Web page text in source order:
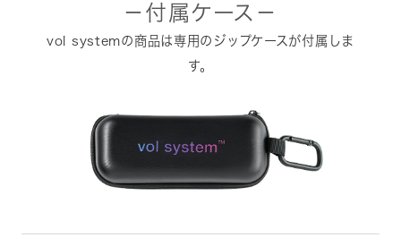
－付属ケース－
vol systemの商品は専用のジップケースが付属しま
す。